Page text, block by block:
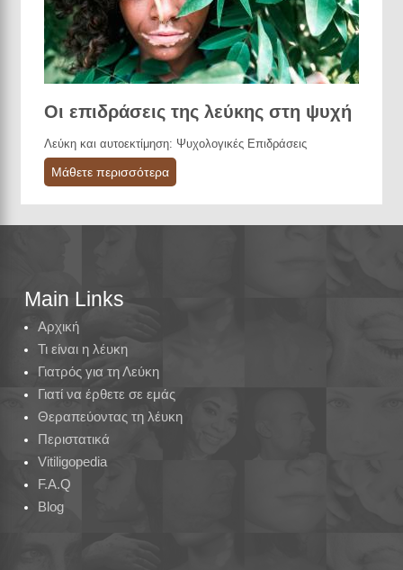
Οι επιδράσεις της λεύκης στη ψυχή
Λεύκη και αυτοεκτίμηση: Ψυχολογικές Επιδράσεις
Μάθετε περισσότερα
Main Links
Αρχική
Τι είναι η λέυκη
Γιατρός για τη Λεύκη
Γιατί να έρθετε σε εμάς
Θεραπεύοντας τη λέυκη
Περιστατικά
Vitiligopedia
F.A.Q
Blog